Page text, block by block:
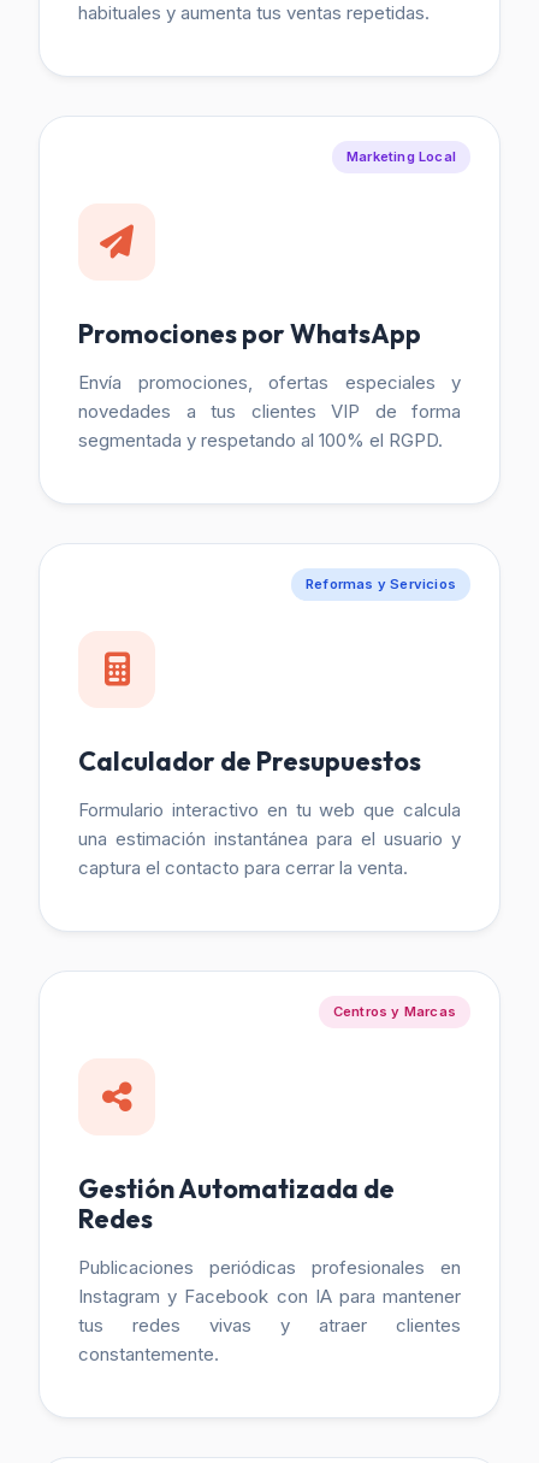
habituales y aumenta tus ventas repetidas.
Marketing Local
Promociones por WhatsApp
Envía promociones, ofertas especiales y
novedades a tus clientes VIP de forma
segmentada y respetando al 100% el RGPD.
Reformas y Servicios
Calculador de Presupuestos
Formulario interactivo en tu web que calcula
una estimación instantánea para el usuario y
captura el contacto para cerrar la venta.
Centros y Marcas
Gestión Automatizada de
Redes
Publicaciones periódicas profesionales en
Instagram y Facebook con IA para mantener
tus redes vivas y atraer clientes
constantemente.